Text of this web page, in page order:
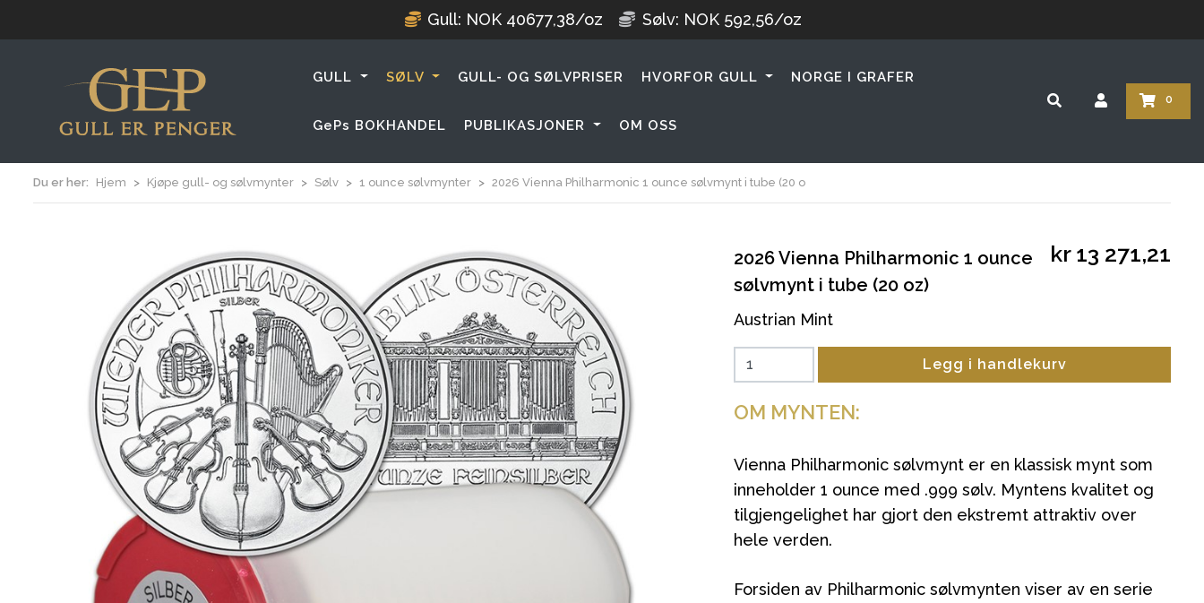
Gull: NOK 40677,38/oz Sølv: NOK 592,56/oz
GULL SØLV GULL- OG SØLVPRISER HVORFOR GULL NORGE I GRAFER
GePs BOKHANDEL PUBLIKASJONER OM OSS
0
Du er her: Hjem Kjøpe gull- og sølvmynter Sølv 1 ounce sølvmynter 2026 Vienna Philharmonic 1 ounce sølvmynt i tube (20 o
2026 Vienna Philharmonic 1 ounce
sølvmynt i tube (20 oz)
Austrian Mint
kr 13 271,21
Legg i handlekurv
OM MYNTEN:
Vienna Philharmonic sølvmynt er en klassisk mynt som
inneholder 1 ounce med .999 sølv. Myntens kvalitet og
tilgjengelighet har gjort den ekstremt attraktiv over
hele verden.
Forsiden av Philharmonic sølvmynten viser av en serie